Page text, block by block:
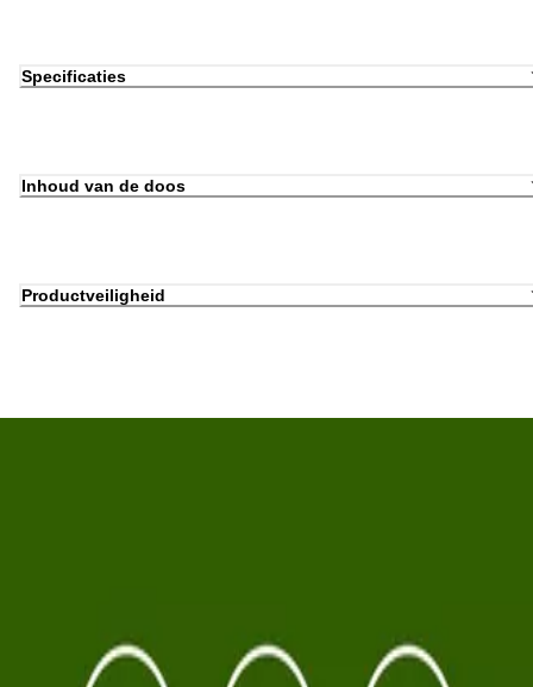
Specificaties
Inhoud van de doos
Productveiligheid